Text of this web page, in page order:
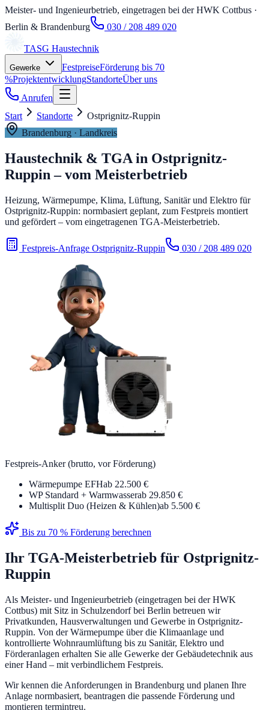
Meister- und Ingenieurbetrieb, eingetragen bei der HWK Cottbus ·
Berlin & Brandenburg
030 / 208 489 020
TASG Haustechnik
Gewerke FestpreiseFörderung bis 70
%ProjektentwicklungStandorteÜber uns
Anrufen
Start
Standorte
Ostprignitz-Ruppin
Brandenburg · Landkreis
Haustechnik & TGA in Ostprignitz-
Ruppin – vom Meisterbetrieb
Heizung, Wärmepumpe, Klima, Lüftung, Sanitär und Elektro für
Ostprignitz-Ruppin: normbasiert geplant, zum Festpreis montiert
und gefördert – vom eingetragenen TGA-Meisterbetrieb.
Festpreis-Anfrage Ostprignitz-Ruppin 030 / 208 489 020
Festpreis-Anker (brutto, vor Förderung)
Wärmepumpe EFHab 22.500 €
WP Standard + Warmwasserab 29.850 €
Multisplit Duo (Heizen & Kühlen)ab 5.500 €
Bis zu 70 % Förderung berechnen
Ihr TGA-Meisterbetrieb für Ostprignitz-
Ruppin
Als Meister- und Ingenieurbetrieb (eingetragen bei der HWK
Cottbus) mit Sitz in Schulzendorf bei Berlin betreuen wir
Privatkunden, Hausverwaltungen und Gewerbe in Ostprignitz-
Ruppin. Von der Wärmepumpe über die Klimaanlage und
kontrollierte Wohnraumlüftung bis zu Sanitär, Elektro und
Förderanlagen erhalten Sie alle Gewerke der Gebäudetechnik aus
einer Hand – mit verbindlichem Festpreis.
Wir kennen die Anforderungen in Brandenburg und planen Ihre
Anlage normbasiert, beantragen die passende Förderung und
montieren termintreu.